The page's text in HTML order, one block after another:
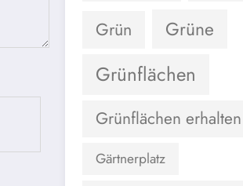
Grün Grüne
Grünflächen
Grünflächen erhalten
Gärtnerplatz